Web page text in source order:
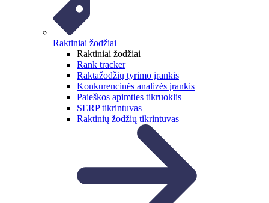
Raktiniai žodžiai
Raktiniai žodžiai
Rank tracker
Raktažodžių tyrimo įrankis
Konkurencinės analizės įrankis
Paieškos apimties tikruoklis
SERP tikrintuvas
Raktinių žodžių tikrintuvas